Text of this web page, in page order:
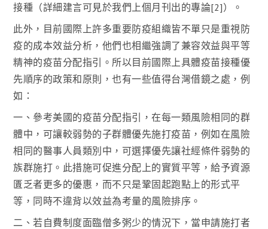
接種（詳細建言可見於我們上個月刊出的專論[2]）。
此外，目前國際上許多重要防疫組織皆不單只是重視防
疫的成本效益分析，他們也相繼強調了兼容效益與平等
精神的疫苗分配指引。所以目前國際上具體疫苗接種優
先順序的政策和原則，也有一些值得台灣借鏡之處，例
如：
一、參考美國的疫苗分配指引，在每一類風險相同的群
體中，可讓較弱勢的子群體優先施打疫苗，例如在風險
相同的醫事人員類別中，可選擇優先讓社經條件弱勢的
族群施打。此措施可促進分配上的實質平等，給予資源
匱乏者更多的優惠，而不只是鞏固起跑點上的形式平
等，同時不違背以效益為考量的風險排序。
二、若自費制度面臨僧多粥少的情況下，當申請施打者